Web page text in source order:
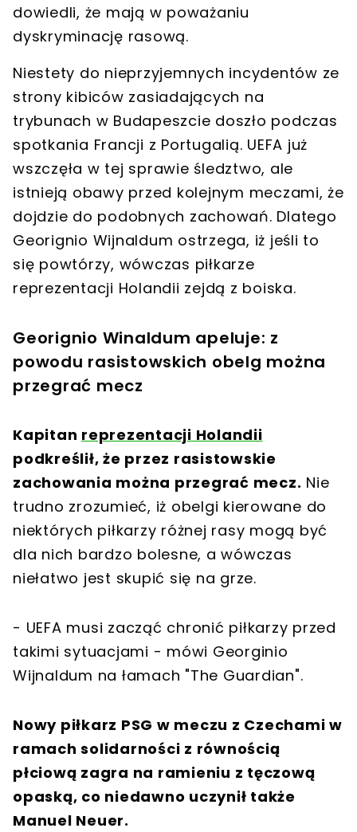
dowiedli, że mają w poważaniu
dyskryminację rasową.
Niestety do nieprzyjemnych incydentów ze
strony kibiców zasiadających na
trybunach w Budapeszcie doszło podczas
spotkania Francji z Portugalią. UEFA już
wszczęła w tej sprawie śledztwo, ale
istnieją obawy przed kolejnym meczami, że
dojdzie do podobnych zachowań. Dlatego
Georignio Wijnaldum ostrzega, iż jeśli to
się powtórzy, wówczas piłkarze
reprezentacji Holandii zejdą z boiska.
Georignio Winaldum apeluje: z
powodu rasistowskich obelg można
przegrać mecz
Kapitan reprezentacji Holandii
podkreślił, że przez rasistowskie
zachowania można przegrać mecz. Nie
trudno zrozumieć, iż obelgi kierowane do
niektórych piłkarzy różnej rasy mogą być
dla nich bardzo bolesne, a wówczas
niełatwo jest skupić się na grze.
- UEFA musi zacząć chronić piłkarzy przed
takimi sytuacjami - mówi Georginio
Wijnaldum na łamach "The Guardian".
Nowy piłkarz PSG w meczu z Czechami w
ramach solidarności z równością
płciową zagra na ramieniu z tęczową
opaską, co niedawno uczynił także
Manuel Neuer.